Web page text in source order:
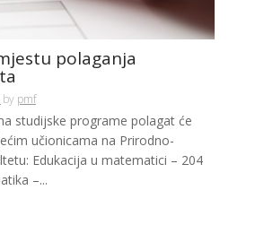
polaganja
by pmf
studijske programe polagat će
učionicama na Prirodno-
Edukacija u matematici – 204
–...